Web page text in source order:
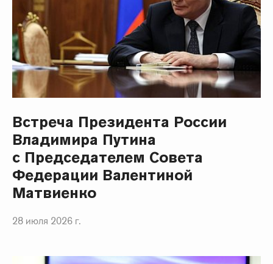
Встреча Президента России
Владимира Путина
с Председателем Совета
Федерации Валентиной
Матвиенко
28 июля 2026 г.